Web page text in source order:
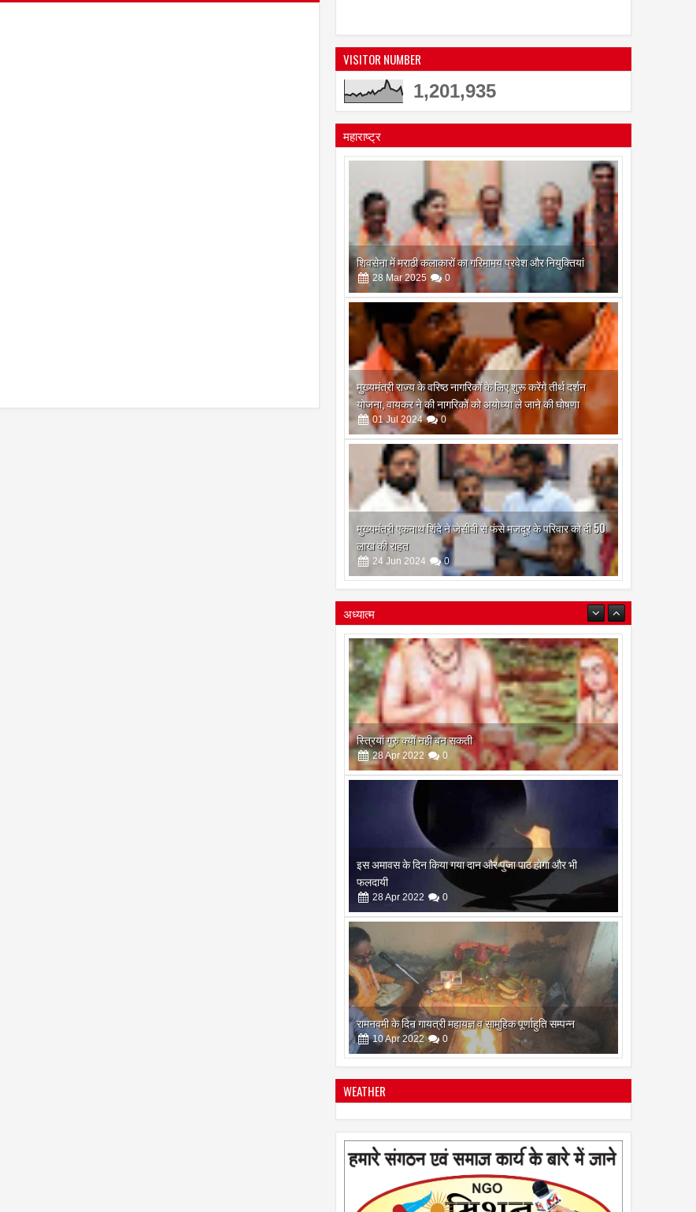
VISITOR NUMBER
1,201,935
महाराष्ट्र
शिवसेना में मराठी कलाकारों का गरिमामय प्रवेश और नियुक्तियां
28 Mar 2025 0
मुख्यमंत्री राज्य के वरिष्ठ नागरिकों के लिए शुरू करेंगे तीर्थ दर्शन
योजना, वायकर ने की नागरिकों को अयोध्या ले जाने की घोषणा
01 Jul 2024 0
मुख्यमंत्री एकनाथ शिंदे ने जेसीबी से फंसे मजदूर के परिवार को दी 50
लाख की राहत
24 Jun 2024 0
अध्यात्म
इस अमावस के दिन किया गया दान और पुजा पाठ होगा और भी
फलदायी
28 Apr 2022 0
रामनवमी के दिन गायत्री महायज्ञ व सामुहिक पूर्णाहुति सम्पन्न
10Apr 2022 0
सिद्ध कुंजिका स्तोत्र का पाठ ऐसे करें
12Apr 2024 0
स्त्रियां गुरु क्यों नही बन सकती
2022 0
WEATHER